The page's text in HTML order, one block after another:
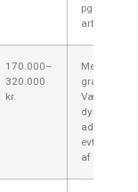
pga.
arbejdstid.
170.000–
320.000
kr.
Meget
grave-/
Værløse
dyrere pga.
evt. krav til
af havelod.